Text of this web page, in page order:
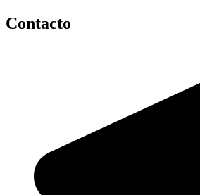
Contacto